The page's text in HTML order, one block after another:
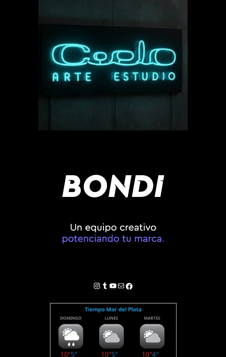
Instagram
Tumblr
YouTube
Correo electrónico
Facebook